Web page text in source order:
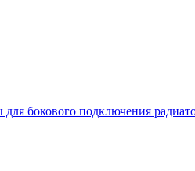
бокового подключения